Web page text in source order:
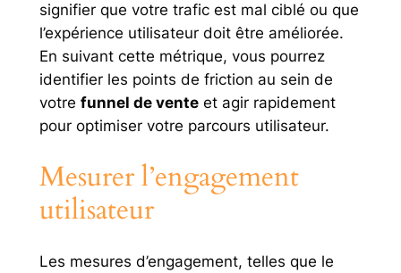
signifier que votre trafic est mal ciblé ou que
l’expérience utilisateur doit être améliorée.
En suivant cette métrique, vous pourrez
identifier les points de friction au sein de
votre funnel de venteet agir rapidement
pour optimiser votre parcours utilisateur.
Mesurer l’engagement
utilisateur
Les mesures d’engagement, telles que le